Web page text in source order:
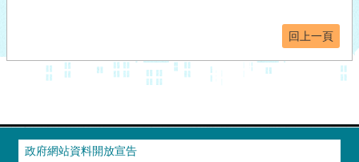
回上一頁
政府網站資料開放宣告